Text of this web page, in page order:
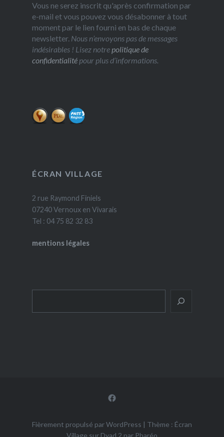
Vous ne serez inscrit qu'après confirmation par
e-mail et vous pouvez vous désabonner à tout
moment par le lien fourni en bas de chaque
newsletter. Nous n’envoyons pas de messages
indésirables ! Lisez notrepolitique de
confidentialitépour plus d’informations.
ÉCRAN VILLAGE
2 rue Raymond Finiels
07240 Vernoux en Vivarais
Tel : 04 75 82 32 83
mentions légales
Facebook
Fièrement propulsé par WordPress | Thème : Écran
Village sur Dyad 2 par Pharéo